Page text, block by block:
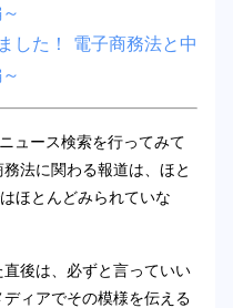
した！ 電子商務法と中
ュース検索を行ってみて
法に関わる報道は、ほと
ほとんどみられていな
後は、必ずと言っていい
ィアでその模様を伝える